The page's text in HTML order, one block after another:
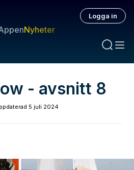
Nyheter
Logga in
- avsnitt 8
5 juli 2024